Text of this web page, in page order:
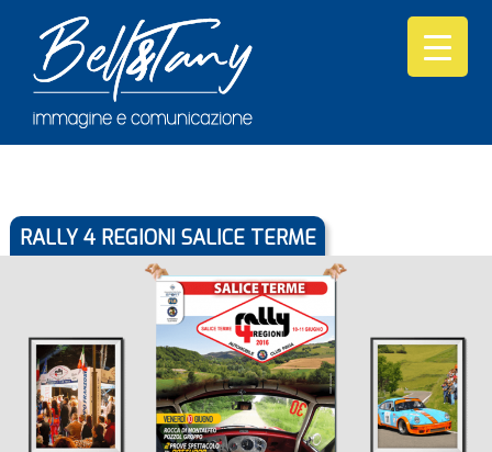
RALLY 4 REGIONI SALICE TERME